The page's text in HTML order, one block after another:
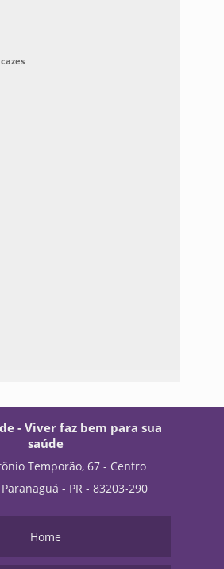
- Viver faz bem para sua
saúde
Temporão, 67 - Centro
- PR - 83203-290
Home